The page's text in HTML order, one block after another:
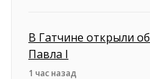
В Гатчине открыли
Павла I
1 час назад